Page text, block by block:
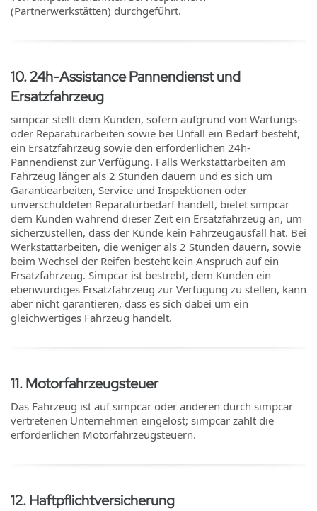
(Partnerwerkstätten) durchgeführt.
10.24h-Assistance Pannendienst und
Ersatzfahrzeug
simpcar stellt dem Kunden, sofern aufgrund von Wartungs-
oder Reparaturarbeiten sowie bei Unfall ein Bedarf besteht,
ein Ersatzfahrzeug sowie den erforderlichen 24h-
Pannendienst zur Verfügung. Falls Werkstattarbeiten am
Fahrzeug länger als 2 Stunden dauern und es sich um
Garantiearbeiten, Service und Inspektionen oder
unverschuldeten Reparaturbedarf handelt, bietet simpcar
dem Kunden während dieser Zeit ein Ersatzfahrzeug an, um
sicherzustellen, dass der Kunde kein Fahrzeugausfall hat. Bei
Werkstattarbeiten, die weniger als 2 Stunden dauern, sowie
beim Wechsel der Reifen besteht kein Anspruch auf ein
Ersatzfahrzeug. Simpcar ist bestrebt, dem Kunden ein
ebenwürdiges Ersatzfahrzeug zur Verfügung zu stellen, kann
aber nicht garantieren, dass es sich dabei um ein
gleichwertiges Fahrzeug handelt.
11.Motorfahrzeugsteuer
Das Fahrzeug ist auf simpcar oder anderen durch simpcar
vertretenen Unternehmen eingelöst; simpcar zahlt die
erforderlichen Motorfahrzeugsteuern.
12.Haftpflichtversicherung